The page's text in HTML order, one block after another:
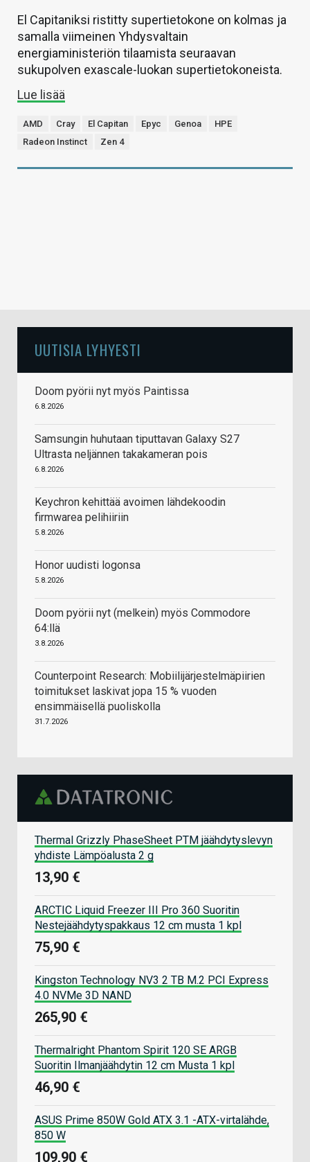
El Capitaniksi ristitty supertietokone on kolmas ja
samalla viimeinen Yhdysvaltain
energiaministeriön tilaamista seuraavan
sukupolven exascale-luokan supertietokoneista.
Lue lisää
AMD Cray El Capitan Epyc Genoa
HPE
Radeon Instinct
Zen 4
UUTISIA LYHYESTI
Doom pyörii nyt myös Paintissa
6.8.2026
Samsungin huhutaan tiputtavan Galaxy S27
Ultrasta neljännen takakameran pois
6.8.2026
Keychron kehittää avoimen lähdekoodin
firmwarea pelihiiriin
5.8.2026
Honor uudisti logonsa
5.8.2026
Doom pyörii nyt (melkein) myös Commodore
64:llä
3.8.2026
Counterpoint Research: Mobiilijärjestelmäpiirien
toimitukset laskivat jopa 15 % vuoden
ensimmäisellä puoliskolla
31.7.2026
Thermal Grizzly PhaseSheet PTM jäähdytyslevyn
yhdiste Lämpöalusta 2 g
13,90 €
ARCTIC Liquid Freezer III Pro 360 Suoritin
Nestejäähdytyspakkaus 12 cm musta 1 kpl
75,90 €
Kingston Technology NV3 2 TB M.2 PCI Express
4.0 NVMe 3D NAND
265,90 €
Thermalright Phantom Spirit 120 SE ARGB
Suoritin Ilmanjäähdytin 12 cm Musta 1 kpl
46,90 €
ASUS Prime 850W Gold ATX 3.1 -ATX-virtalähde,
850 W
109,90 €